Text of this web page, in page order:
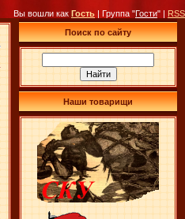
Вы вошли как Гость | Группа "Гости" | RSS
Поиск по сайту
Наши товарищи